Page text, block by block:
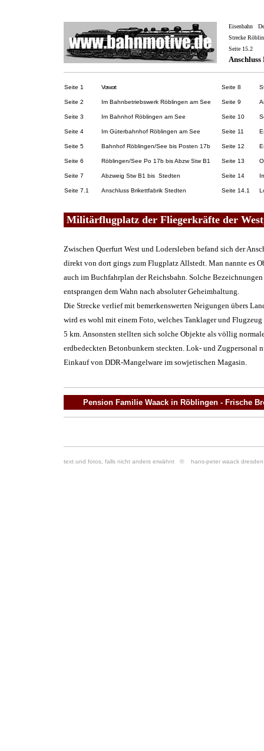
Eisenbahn
Strecke
Seite 15.2
Seite 1 Vorwort Seite 8
Seite 2 Im Bahnbetriebswerk Röblingen am See Seite 9
Seite 3 Im Bahnhof Röblingen am See Seite 10
Seite 4 Im Güterbahnhof Röblingen am See Seite 11
Seite 5 Bahnhof Röblingen/See bis Posten 17b Seite 12
Seite 6 Röblingen/See Po 17b bis Abzw Stw B1 Seite 13
Seite 7 Abzweig Stw B1 bis Stedten Seite 14
Seite 7.1 Anschluss Brikettfabrik Stedten Seite 14.1
Militärflugplatz der Fliegerkräfte der
Zwischen Querfurt West und Lodersleben befand sich der
direkt von dort gings zum Flugplatz Allstedt. Man nannte es
auch im Buchfahrplan der Reichsbahn. Solche
entsprangen dem Wahn nach absoluter Geheimhaltung.
Die Strecke verlief mit bemerkenswerten Neigungen übers
wird es wohl mit einem Foto, welches Tanklager und
5 km. Ansonsten stellten sich solche Objekte als völlig
erdbedeckten Betonbunkern steckten. Lok- und Zugpersonal
Einkauf von DDR-Mangelware im sowjetischen Magasin.
Pension Familie Waack in Röblingen - Frische
text und fotos, falls nicht anders erwähnt © hans-peter waack dresden